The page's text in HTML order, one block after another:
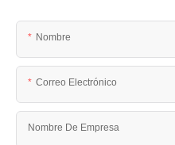
Nombre
Correo Electrónico
Nombre De Empresa